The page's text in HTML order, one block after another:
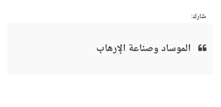
شارك:
الموساد وصناعة الإرهاب